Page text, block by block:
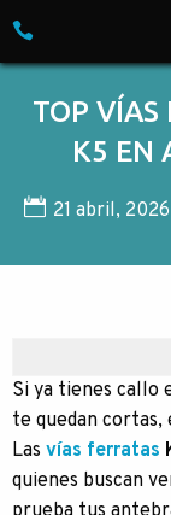
Skip to content
TOP VÍAS
K5 EN
21 abril, 2026
Si ya tienes callo
te quedan cortas,
Las vías ferratas
quienes buscan